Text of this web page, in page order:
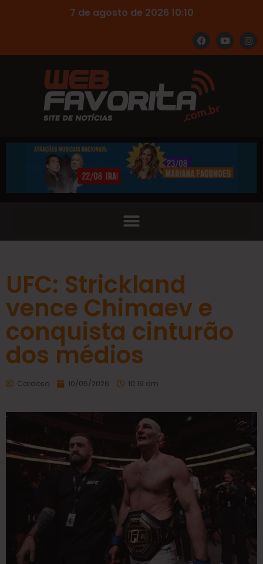
7 de agosto de 2026 10:10
UFC: Strickland
vence Chimaev e
conquista cinturão
dos médios
Cardoso 10/05/2026 10:19 am